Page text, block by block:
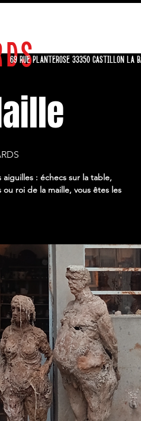
69 RUE PLANTEROSE 33350 CASTILLON LA
: échecs sur la table,
roi de la maille, vous êtes les